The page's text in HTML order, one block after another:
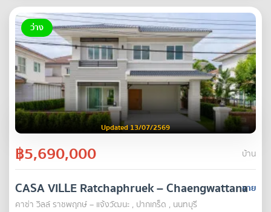
ว่าง
Updated 13/07/2569
฿5,690,000 บ้าน
ขาย
CASA VILLE Ratchaphruek – Chaengwattana
คาซ่า วิลล์ ราชพฤกษ์ – แจ้งวัฒนะ , ปากเกร็ด , นนทบุรี